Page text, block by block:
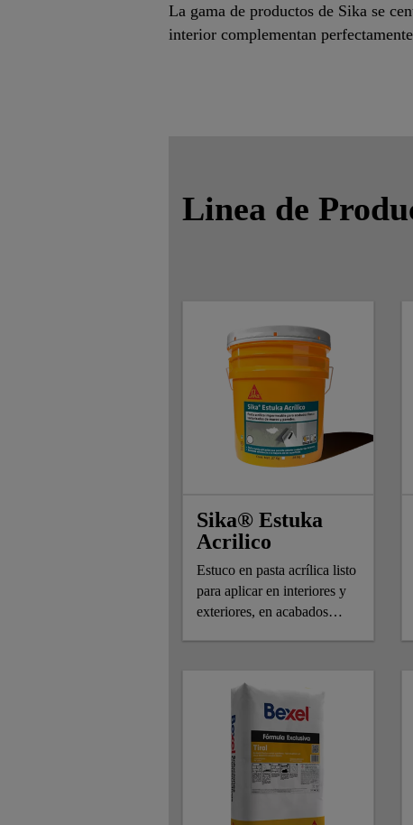
La gama de productos de Sika se
interior complementan
Linea de
Sika® Estuka
Acrilico
Estuco en pasta acrílica listo
para aplicar en interiores y
exteriores, en acabados